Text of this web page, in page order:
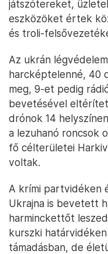
játszótereket,
eszközöket értek
és troli-
Az ukrán
harcképtelenné, 40
meg, 9-et pedig
bevetésével
drónok 14
a lezuhanó roncsok
fő célterületei
voltak.
A krími partvidéken
Ukrajna is bevetett
harminckettőt
kurszki
támadásban, de